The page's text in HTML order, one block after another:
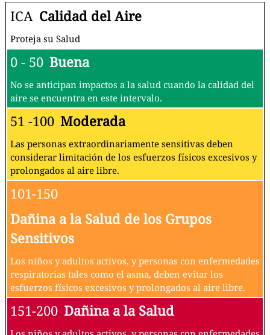
ICA Calidad del Aire
Proteja su Salud
0 - 50 Buena
No se anticipan impactos a la salud cuando la calidad del
aire se encuentra en este intervalo.
51 -100 Moderada
Las personas extraordinariamente sensitivas deben
considerar limitación de los esfuerzos físicos excesivos y
prolongados al aire libre.
101-150
Dañina a la Salud de los Grupos
Sensitivos
Los niños y adultos activos, y personas con enfermedades
respiratorias tales como el asma, deben evitar los
esfuerzos físicos excesivos y prolongados al aire libre.
151-200 Dañina a la Salud